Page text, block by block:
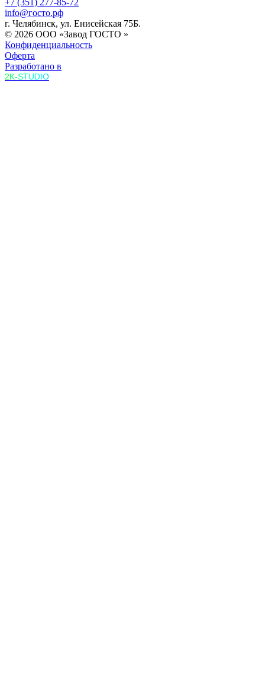
info@госто.рф
г. Челябинск, ул. Енисейская 75Б.
© 2026 ООО «Завод ГОСТО »
Конфиденциальность
Оферта
Разработано в
2K-STUDIO